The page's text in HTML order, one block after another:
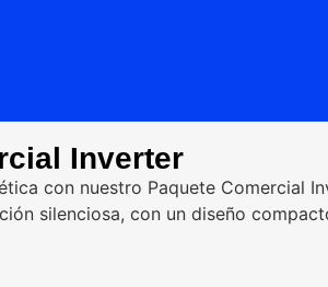
Inverter
con nuestro Paquete Comercial
silenciosa, con un diseño